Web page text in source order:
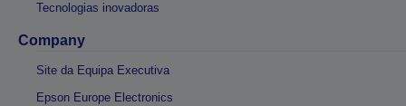
Tecnologias inovadoras
Company
Site da Equipa Executiva
Epson Europe Electronics